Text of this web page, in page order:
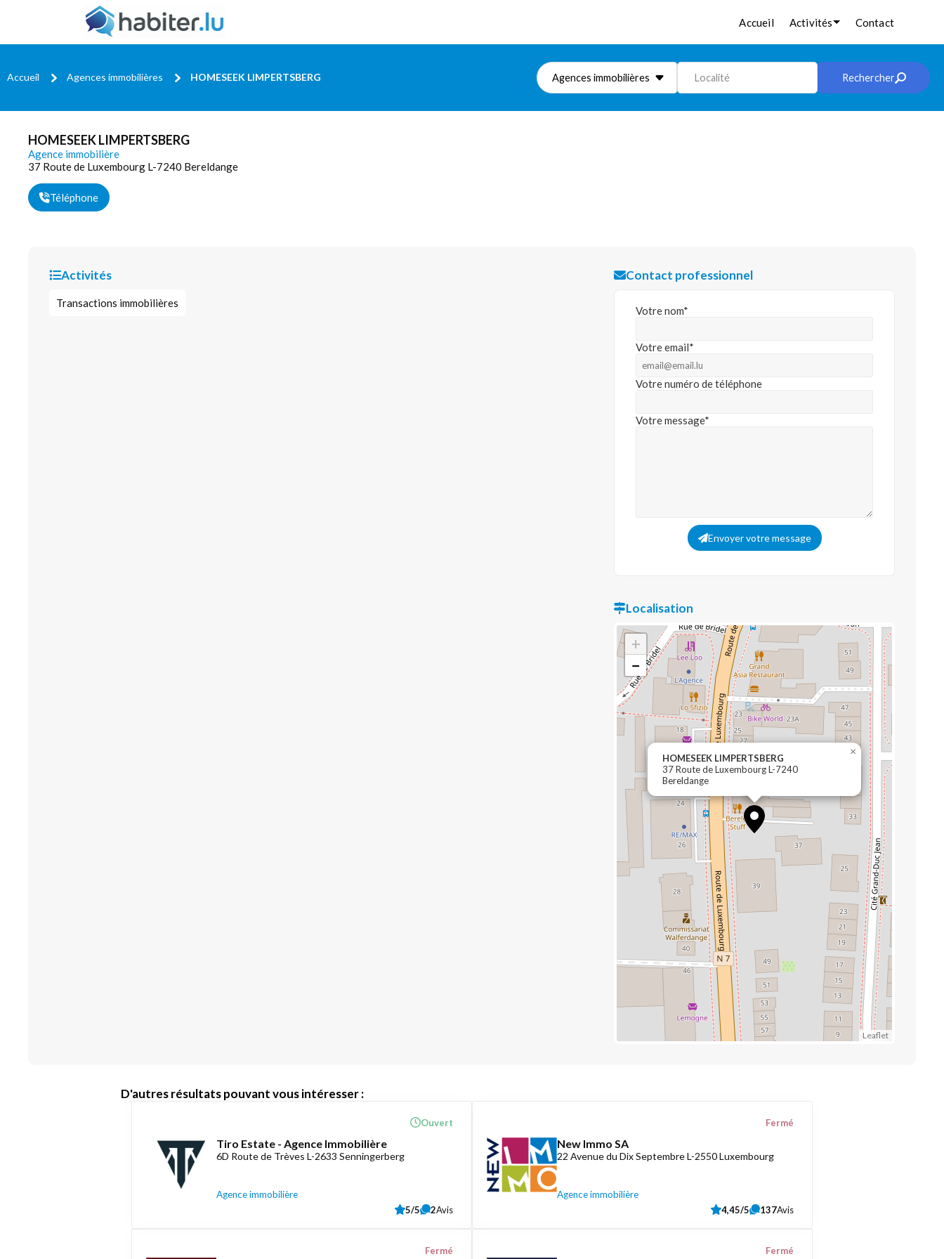
Accueil Activités Contact
Accueil Agences immobilières HOMESEEK LIMPERTSBERG Agences immobilières Localité Rechercher
HOMESEEK LIMPERTSBERG
Agence immobilière
37 Route de Luxembourg L-7240 Bereldange
Téléphone
Activités
Transactions immobilières
Contact professionnel
Votre nom*
Votre email*
Votre numéro de téléphone
Votre message*
Envoyer votre message
Localisation
HOMESEEK LIMPERTSBERG
37 Route de Luxembourg L-7240
Bereldange
×
+
−
Leaflet
D'autres résultats pouvant vous intéresser :
Tiro Estate - Agence Immobilière
6D Route de Trèves L-2633 Senningerberg
Agence immobilière
Ouvert
5/5 2Avis
New Immo SA
22 Avenue du Dix Septembre L-2550 Luxembourg
Agence immobilière
Fermé
4,45/5 137Avis
Fermé Fermé